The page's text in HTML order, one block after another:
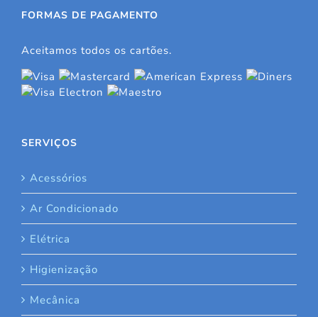
FORMAS DE PAGAMENTO
Aceitamos todos os cartões.
SERVIÇOS
Acessórios
Ar Condicionado
Elétrica
Higienização
Mecânica